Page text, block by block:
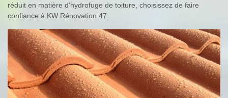
réduit en matière d’hydrofuge de toiture, choisissez de faire
confiance à KW Rénovation 47.